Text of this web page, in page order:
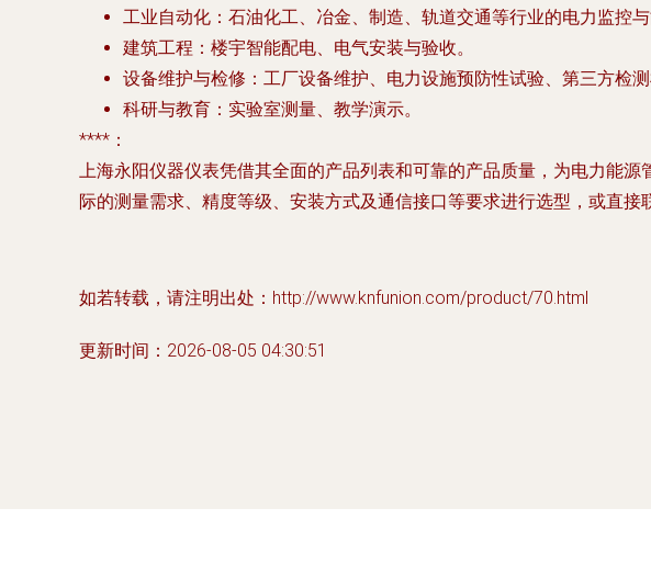
工业自动化 ：石油化工、冶金、制造、轨道交通等行业的电力监控与
建筑工程 ：楼宇智能配电、电气安装与验收。
设备维护与检修 ：工厂设备维护、电力设施预防性试验、第三方检测
科研与教育 ：实验室测量、教学演示。
****：
上海永阳仪器仪表凭借其全面的产品列表和可靠的产品质量，为电力能
际的测量需求、精度等级、安装方式及通信接口等要求进行选型，或直
如若转载，请注明出处：http://www.knfunion.com/product/70.html
更新时间：2026-08-05 04:30:51